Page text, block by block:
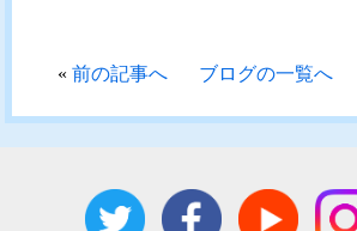
«前の記事へ ブログの一覧へ